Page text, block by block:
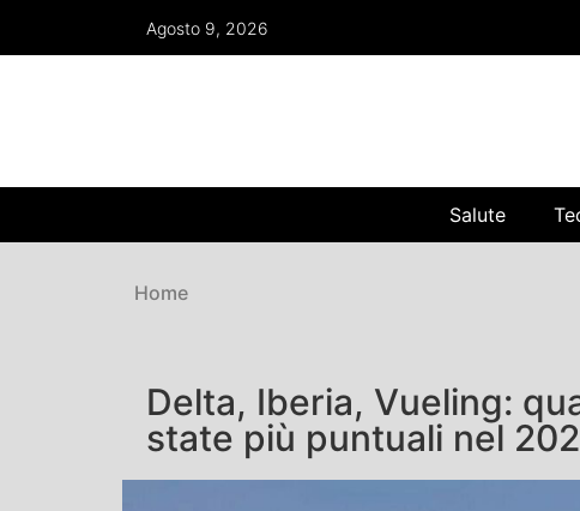
Agosto 9, 2026
Salute
Home
Delta, Iberia, Vueling:
state più puntuali nel